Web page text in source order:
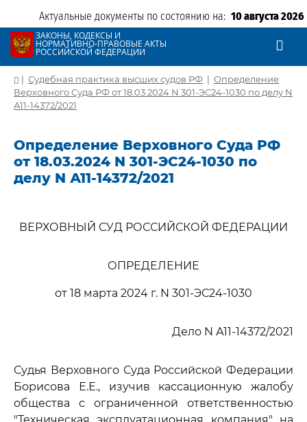
Актуальные документы по состоянию на: 10 августа 2026
ЗАКОНЫ, КОДЕКСЫ И
НОРМАТИВНО-ПРАВОВЫЕ АКТЫ
РОССИЙСКОЙ ФЕДЕРАЦИИ
| Судебная практика высших судов РФ | Определение
Верховного Суда РФ от 18.03.2024 N 301-ЭС24-1030 по делу N
А11-14372/2021
Определение Верховного Суда РФ
от 18.03.2024 N 301-ЭС24-1030 по
делу N А11-14372/2021
ВЕРХОВНЫЙ СУД РОССИЙСКОЙ ФЕДЕРАЦИИ
ОПРЕДЕЛЕНИЕ
от 18 марта 2024 г. N 301-ЭС24-1030
Дело N А11-14372/2021
Судья Верховного Суда Российской Федерации
Борисова Е.Е., изучив кассационную жалобу
общества с ограниченной ответственностью